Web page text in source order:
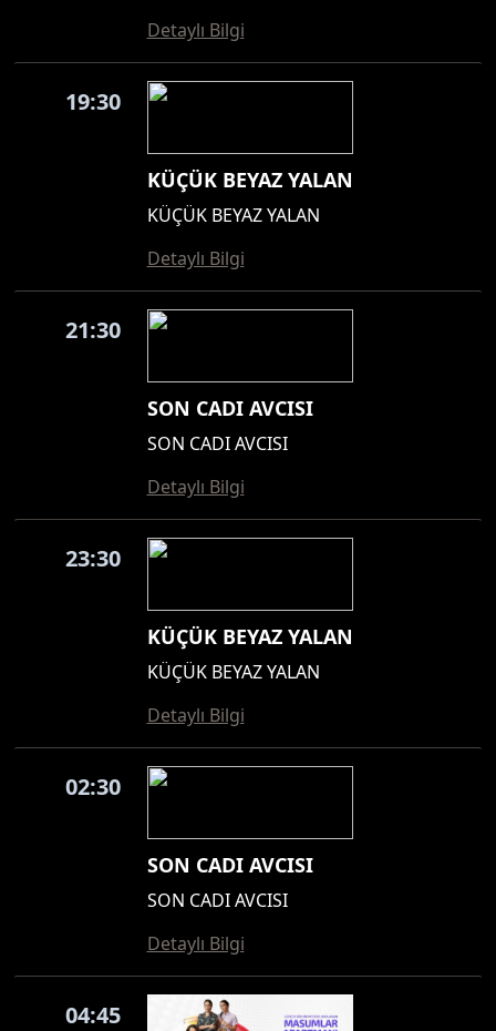
Detaylı Bilgi
19:30
KÜÇÜK BEYAZ YALAN
KÜÇÜK BEYAZ YALAN
Detaylı Bilgi
21:30
SON CADI AVCISI
SON CADI AVCISI
Detaylı Bilgi
23:30
KÜÇÜK BEYAZ YALAN
KÜÇÜK BEYAZ YALAN
Detaylı Bilgi
02:30
SON CADI AVCISI
SON CADI AVCISI
Detaylı Bilgi
04:45